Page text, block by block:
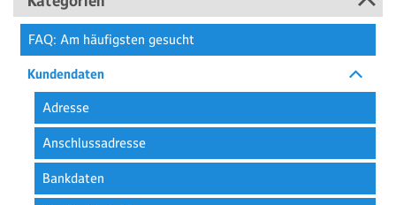
FAQ: Am häufigsten gesucht
Kundendaten
Adresse
Anschlussadresse
Bankdaten